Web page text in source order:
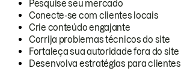
Pesquise seu mercado
Conecte-se com clientes locais
Crie conteúdo engajante
Corrija problemas técnicos do site
Fortaleça sua autoridade fora do site
Desenvolva estratégias para clientes